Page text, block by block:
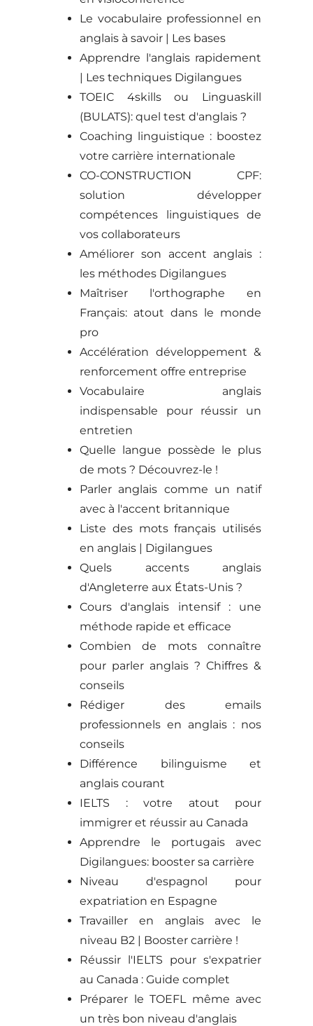
Le vocabulaire professionnel en
anglais à savoir | Les bases
Apprendre l'anglais rapidement
| Les techniques Digilangues
TOEIC 4skills ou Linguaskill
(BULATS): quel test d'anglais ?
Coaching linguistique : boostez
votre carrière internationale
CO-CONSTRUCTION CPF:
solution développer
compétences linguistiques de
vos collaborateurs
Améliorer son accent anglais :
les méthodes Digilangues
Maîtriser l'orthographe en
Français: atout dans le monde
pro
Accélération développement &
renforcement offre entreprise
Vocabulaire anglais
indispensable pour réussir un
entretien
Quelle langue possède le plus
de mots ? Découvrez-le !
Parler anglais comme un natif
avec à l'accent britannique
Liste des mots français utilisés
en anglais | Digilangues
Quels accents anglais
d'Angleterre aux États-Unis ?
Cours d'anglais intensif : une
méthode rapide et efficace
Combien de mots connaître
pour parler anglais ? Chiffres &
conseils
Rédiger des emails
professionnels en anglais : nos
conseils
Différence bilinguisme et
anglais courant
IELTS : votre atout pour
immigrer et réussir au Canada
Apprendre le portugais avec
Digilangues: booster sa carrière
Niveau d'espagnol pour
expatriation en Espagne
Travailler en anglais avec le
niveau B2 | Booster carrière !
Réussir l'IELTS pour s'expatrier
au Canada : Guide complet
Préparer le TOEFL même avec
un très bon niveau d'anglais